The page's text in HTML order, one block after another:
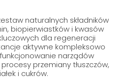
naturalnych składników
biopierwiastków i kwasów
dla regeneracji
aktywne kompleksowo
narządów
przemiany tłuszczów,
i cukrów.